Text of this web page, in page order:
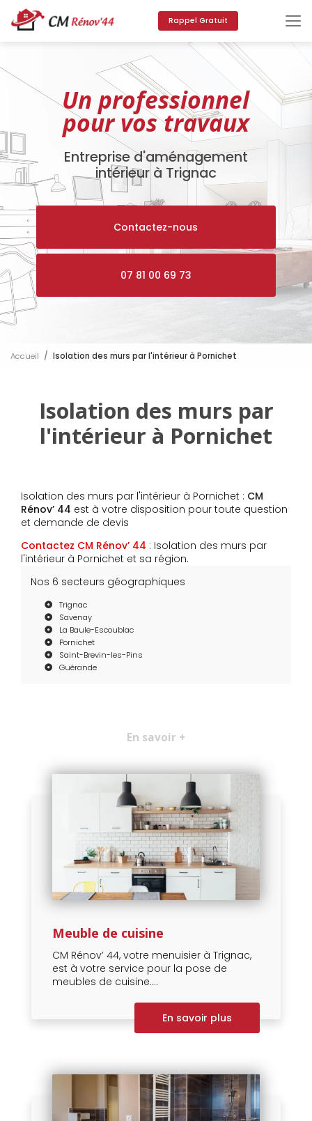
au
contenu
principal
Rappel Gratuit
Un professionnel
pour vos travaux
Entreprise d'aménagement
intérieur à Trignac
Contactez-nous
07 81 00 69 73
Accueil Isolation des murs par l'intérieur à Pornichet
Isolation des murs par
l'intérieur à Pornichet
Isolation des murs par l'intérieur à Pornichet : CM
Rénov’ 44 est à votre disposition pour toute question
et demande de devis
Contactez CM Rénov’ 44 : Isolation des murs par
l'intérieur à Pornichet et sa région.
Nos 6 secteurs géographiques
Trignac
Savenay
La Baule-Escoublac
Pornichet
Saint-Brevin-les-Pins
Guérande
En savoir +
Meuble de cuisine
CM Rénov’ 44, votre menuisier à Trignac,
est à votre service pour la pose de
meubles de cuisine....
En savoir plus